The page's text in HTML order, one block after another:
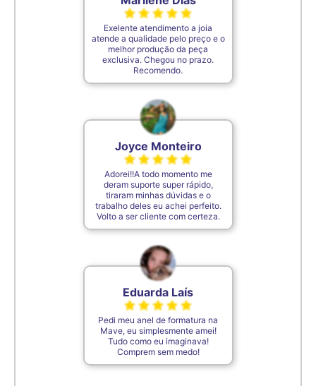
Exelente atendimento a joia
atende a qualidade pelo preço e o
melhor produção da peça
exclusiva. Chegou no prazo.
Recomendo.
Joyce Monteiro
Adorei!!A todo momento me
deram suporte super rápido,
tiraram minhas dúvidas e o
trabalho deles eu achei perfeito.
Volto a ser cliente com certeza.
Eduarda Laís
Pedi meu anel de formatura na
Mave, eu simplesmente amei!
Tudo como eu imaginava!
Comprem sem medo!